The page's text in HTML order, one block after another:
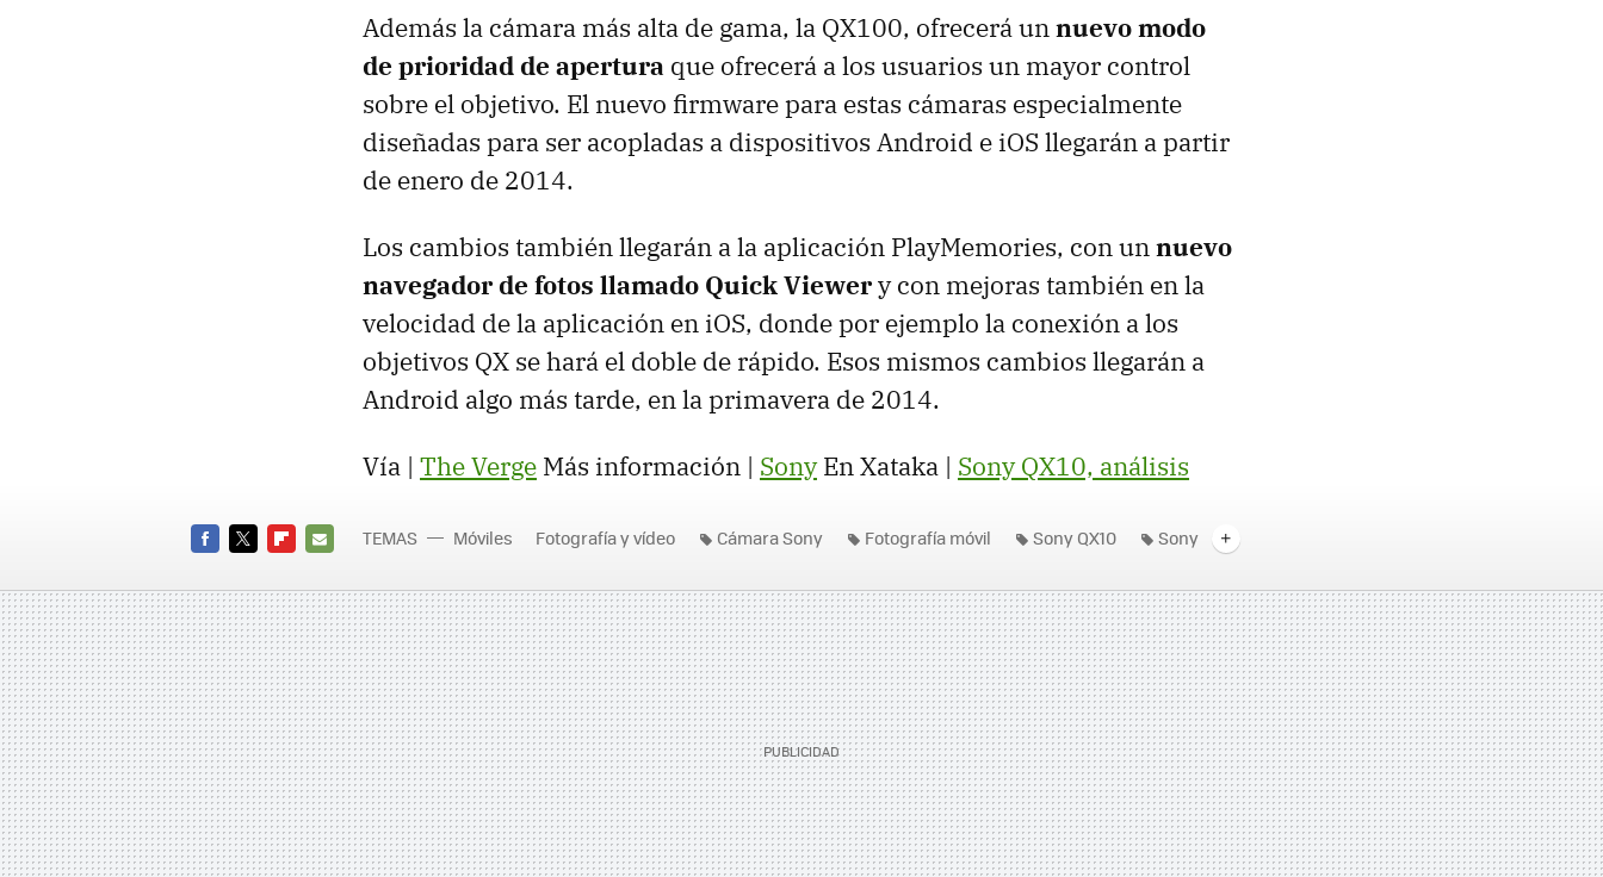
Además la cámara más alta de gama, la QX100, ofrecerá unnuevo modo
de prioridad de apertura que ofrecerá a los usuarios un mayor control
sobre el objetivo. El nuevo firmware para estas cámaras especialmente
diseñadas para ser acopladas a dispositivos Android e iOS llegarán a partir
de enero de 2014.
Los cambios también llegarán a la aplicación PlayMemories, con unnuevo
navegador de fotos llamado Quick Viewery con mejoras también en la
velocidad de la aplicación en iOS, donde por ejemplo la conexión a los
objetivos QX se hará el doble de rápido. Esos mismos cambios llegarán a
Android algo más tarde, en la primavera de 2014.
Vía | The Verge Más información | SonyEn Xataka | Sony QX10, análisis
MAIL
TEMAS Móviles Fotografía y vídeo Cámara Sony Fotografía móvil Sony QX10
Sony